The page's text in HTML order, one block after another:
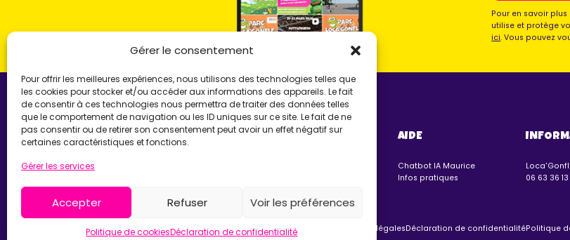
Gérer le consentement
Pour offrir les meilleures expériences, nous utilisons des technologies telles que
les cookies pour stocker et/ou accéder aux informations des appareils. Le fait
de consentir à ces technologies nous permettra de traiter des données telles
que le comportement de navigation ou les ID uniques sur ce site. Le fait de ne
pas consentir ou de retirer son consentement peut avoir un effet négatif sur
certaines caractéristiques et fonctions.
Gérer les services
Accepter Refuser Voir les préférences
Politique de cookiesDéclaration de confidentialité
Pour en savoir
utilise et protège
ici. Vous pouvez
LOCA'GONFLE UNIVERS
Karting ludo-éducatif
AIDE
Chatbot IA Maurice
Infos pratiques
06 63 36 13
Mentions légalesDéclaration de confidentialitéPolitique
Peu nuageux